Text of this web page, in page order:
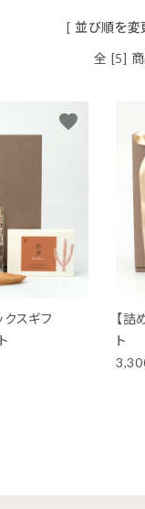
[ 並び順を変
全 [5]
クスギフ
favorite
【詰
ト